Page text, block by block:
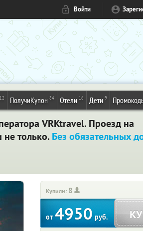
Войти
12 ПолучиКупон 84 Отели 16 Дети 9
VRKtravel. Проезд на
не только. Без обязательных
Купили: 8
от 4950 руб.